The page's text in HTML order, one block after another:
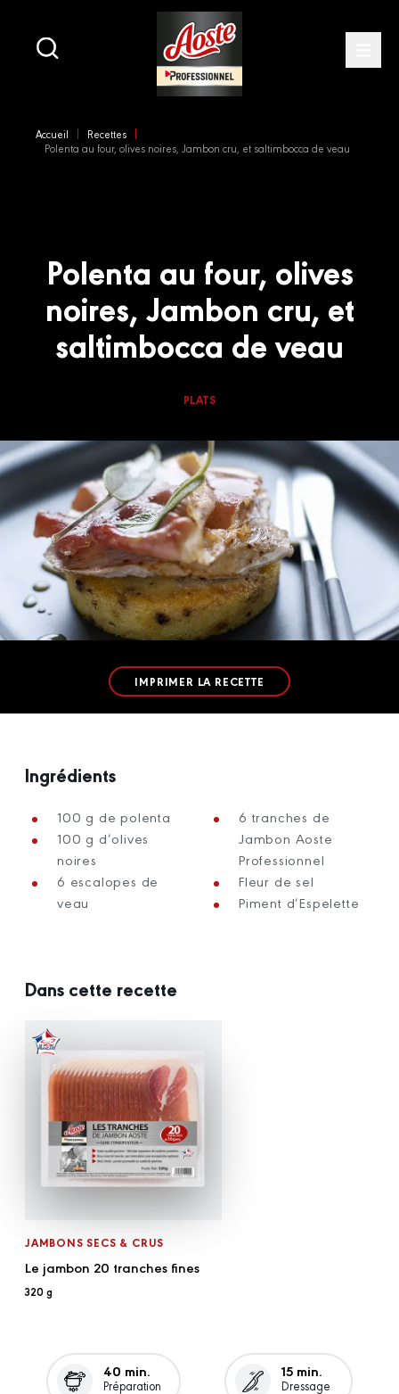
Accueil
Recettes
Polenta au four, olives noires, Jambon cru, et saltimbocca de veau
Polenta au four, olives
noires, Jambon cru, et
saltimbocca de veau
PLATS
IMPRIMER LA RECETTE
Ingrédients
100 g de polenta
100 g d’olives
noires
6 escalopes de
veau
6 tranches de
Jambon Aoste
Professionnel
Fleur de sel
Piment d’Espelette
Dans cette recette
JAMBONS SECS & CRUS
Le jambon 20 tranches fines
320 g
40 min.
Préparation
15 min.
Dressage